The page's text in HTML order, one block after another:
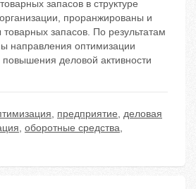
запасов в структуре
проранжированы и
запасов. По результатам
направления оптимизации
деловой активности
, предприятие, деловая
, оборотные средства,